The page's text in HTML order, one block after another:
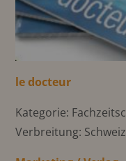
le docteur
Kategorie:
Verbreitung: Schweiz